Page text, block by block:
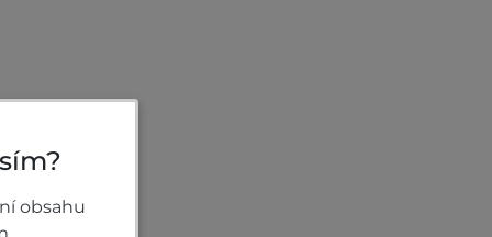
obsahu